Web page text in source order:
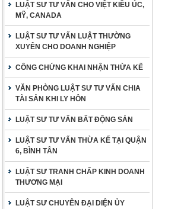
LUẬT SƯ TƯ VẤN CHO VIỆT KIỀU ÚC,
MỸ, CANADA
LUẬT SƯ TƯ VẤN LUẬT THƯỜNG
XUYÊN CHO DOANH NGHIỆP
CÔNG CHỨNG KHAI NHẬN THỪA KẾ
VĂN PHÒNG LUẬT SƯ TƯ VẤN CHIA
TÀI SẢN KHI LY HÔN
LUẬT SƯ TƯ VẤN BẤT ĐỘNG SẢN
LUẬT SƯ TƯ VẤN THỪA KẾ TẠI QUẬN
6, BÌNH TÂN
LUẬT SƯ TRANH CHẤP KINH DOANH
THƯƠNG MẠI
LUẬT SƯ CHUYÊN ĐẠI DIỆN ỦY